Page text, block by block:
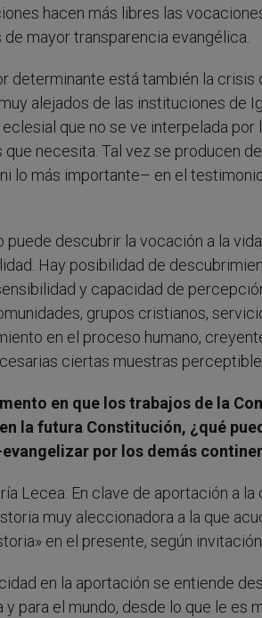
hacen más libres las
mayor transparencia evangélica.
determinante está también la
alejados de las instituciones de
que no se ve interpelada
necesita. Tal vez se producen
lo más importante– en el
puede descubrir la vocación a la
Hay posibilidad de
y capacidad de
grupos cristianos,
en el proceso humano,
ciertas muestras
en que los trabajos de la
la futura Constitución, ¿qué
por los demás
Lecea: En clave de aportación a
muy aleccionadora a la que
en el presente, según
en la aportación se entiende
y para el mundo, desde lo que le es